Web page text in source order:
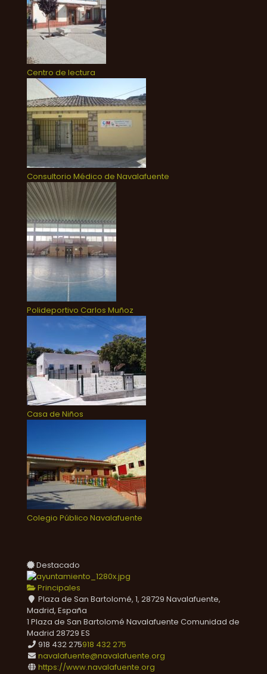
Centro de lectura
Consultorio Médico de Navalafuente
Polideportivo Carlos Muñoz
Casa de Niños
Colegio Público Navalafuente
Destacado
Principales
Plaza de San Bartolomé, 1, 28729 Navalafuente,
Madrid, España
1 Plaza de San Bartolomé Navalafuente Comunidad de
Madrid 28729 ES
918 432 275918 432 275
navalafuente@navalafuente.org
https://www.navalafuente.org